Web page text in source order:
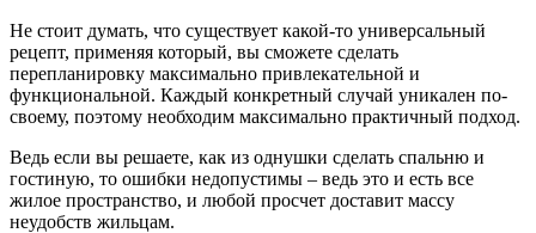
Не стоит думать, что существует какой-то универсальный
рецепт, применяя который, вы сможете сделать
перепланировку максимально привлекательной и
функциональной. Каждый конкретный случай уникален по-
своему, поэтому необходим максимально практичный подход.
Ведь если вы решаете, как из однушки сделать спальню и
гостиную, то ошибки недопустимы – ведь это и есть все
жилое пространство, и любой просчет доставит массу
неудобств жильцам.